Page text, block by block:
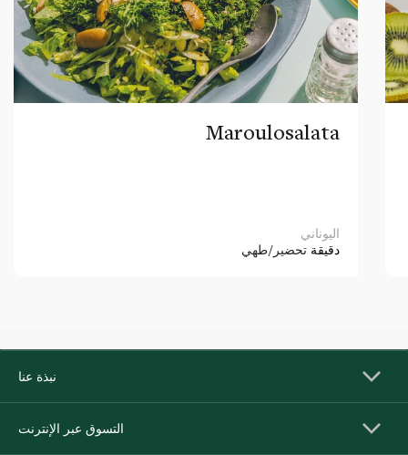
Maroulosalata
اليوناني
دقيقة تحضير/طهي
نبذة عنا
التسوق عبر الإنترنت